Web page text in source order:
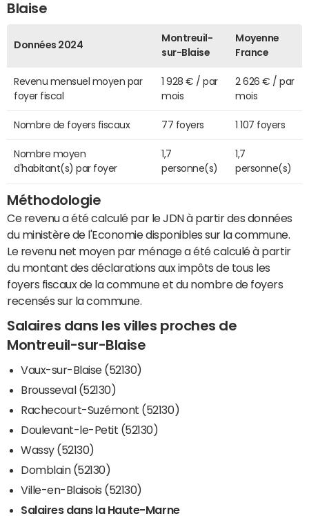
Blaise
Données 2024
Montreuil-
sur-Blaise
Moyenne
France
Revenu mensuel moyen par
foyer fiscal
1 928 € / par
mois
2 626 € / par
mois
Nombre de foyers fiscaux 77 foyers 1 107 foyers
Nombre moyen
d'habitant(s) par foyer
1,7
personne(s)
1,7
personne(s)
Méthodologie
Ce revenu a été calculé par le JDN à partir des données
du ministère de l'Economie disponibles sur la commune.
Le revenu net moyen par ménage a été calculé à partir
du montant des déclarations aux impôts de tous les
foyers fiscaux de la commune et du nombre de foyers
recensés sur la commune.
Salaires dans les villes proches de
Montreuil-sur-Blaise
Vaux-sur-Blaise (52130)
Brousseval (52130)
Rachecourt-Suzémont (52130)
Doulevant-le-Petit (52130)
Wassy (52130)
Domblain (52130)
Ville-en-Blaisois (52130)
Salaires dans la Haute-Marne